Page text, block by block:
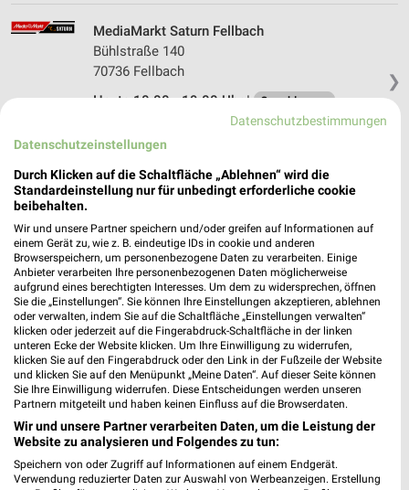
❯
MediaMarkt Saturn Fellbach
Bühlstraße 140
70736 Fellbach
Heute 10:00 - 19:00 Uhr | Geschlossen
503,60 km • Angebote: 1 Prospekt
media@home Stütz Ditzingen
71254 Ditzingen
Heute 08:30 - 12:30 15:00 - 18:00 Uhr |
Geschlossen
511,88 km
EURONICS Mülheim-Kärlich GmbH Ditzingen
Berblingerstr. 1
71254 Ditzingen
512,54 km • Angebote: 1 Prospekt
EURONICS Handels GmbH Filiale Leinfelden-
Datenschutzbestimmungen
Datenschutzeinstellungen
Durch Klicken auf die Schaltfläche „Ablehnen“ wird die
Standardeinstellung nur für unbedingt erforderliche cookie
beibehalten.
Wir und unsere Partner speichern und/oder greifen auf Informationen auf
einem Gerät zu, wie z. B. eindeutige IDs in cookie und anderen
Browserspeichern, um personenbezogene Daten zu verarbeiten. Einige
Anbieter verarbeiten Ihre personenbezogenen Daten möglicherweise
aufgrund eines berechtigten Interesses. Um dem zu widersprechen, öffnen
Sie die „Einstellungen“. Sie können Ihre Einstellungen akzeptieren, ablehnen
oder verwalten, indem Sie auf die Schaltfläche „Einstellungen verwalten“
klicken oder jederzeit auf die Fingerabdruck-Schaltfläche in der linken
unteren Ecke der Website klicken. Um Ihre Einwilligung zu widerrufen,
klicken Sie auf den Fingerabdruck oder den Link in der Fußzeile der Website
und klicken Sie auf den Menüpunkt „Meine Daten“. Auf dieser Seite können
Sie Ihre Einwilligung widerrufen. Diese Entscheidungen werden unseren
Partnern mitgeteilt und haben keinen Einfluss auf die Browserdaten.
Wir und unsere Partner verarbeiten Daten, um die Leistung der
Website zu analysieren und Folgendes zu tun:
Speichern von oder Zugriff auf Informationen auf einem Endgerät.
Verwendung reduzierter Daten zur Auswahl von Werbeanzeigen. Erstellung